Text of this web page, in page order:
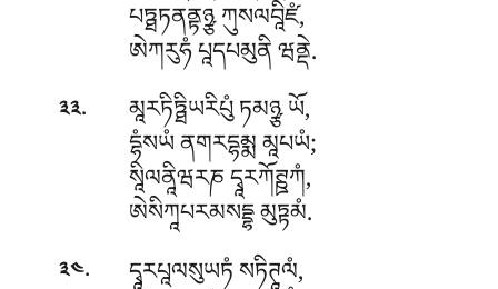
པཏྠཏནནྟཉྩ ཀུསལབཱིཛཾ,
ཨེཀརུཧཾ པཱདཔམུནི ཝནྡེ.
༣༣. མཱརཏིཏྠིཡརིཔུཾ ཏམཉྩ ཡོ,
དྷཾསཡཾ ནགརདྷམྨ མཱཔཡཾ;
སཱིལནཱིཝརཎ དྭཱརཀོཊྛཀཾ,
ཨེསིཀཱཔརམསདྡྷ མུཏྟམཾ.
༣༤.